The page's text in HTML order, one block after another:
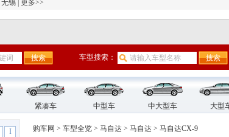
无锡 更多>>
车型搜索：
紧凑车 中型车 中大型车 大型
I
购车网 > 车型全览 > 马自达 > 马自达 > 马自达CX-9